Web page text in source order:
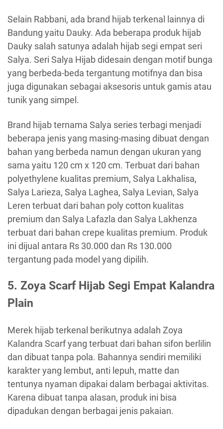
Selain Rabbani, ada brand hijab terkenal lainnya di
Bandung yaitu Dauky. Ada beberapa produk hijab
Dauky salah satunya adalah hijab segi empat seri
Salya. Seri Salya Hijab didesain dengan motif bunga
yang berbeda-beda tergantung motifnya dan bisa
juga digunakan sebagai aksesoris untuk gamis atau
tunik yang simpel.
Brand hijab ternama Salya series terbagi menjadi
beberapa jenis yang masing-masing dibuat dengan
bahan yang berbeda namun dengan ukuran yang
sama yaitu 120 cm x 120 cm. Terbuat dari bahan
polyethylene kualitas premium, Salya Lakhalisa,
Salya Larieza, Salya Laghea, Salya Levian, Salya
Leren terbuat dari bahan poly cotton kualitas
premium dan Salya Lafazla dan Salya Lakhenza
terbuat dari bahan crepe kualitas premium. Produk
ini dijual antara Rs 30.000 dan Rs 130.000
tergantung pada model yang dipilih.
5. Zoya Scarf Hijab Segi Empat Kalandra
Plain
Merek hijab terkenal berikutnya adalah Zoya
Kalandra Scarf yang terbuat dari bahan sifon berlilin
dan dibuat tanpa pola. Bahannya sendiri memiliki
karakter yang lembut, anti lepuh, matte dan
tentunya nyaman dipakai dalam berbagai aktivitas.
Karena dibuat tanpa alasan, produk ini bisa
dipadukan dengan berbagai jenis pakaian.